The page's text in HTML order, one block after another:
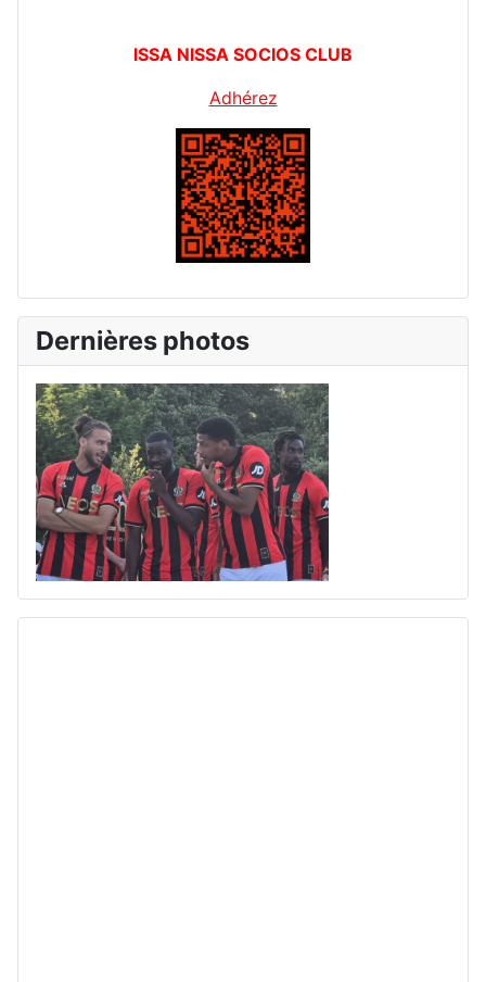
ISSA NISSA SOCIOS CLUB
Adhérez
Dernières photos